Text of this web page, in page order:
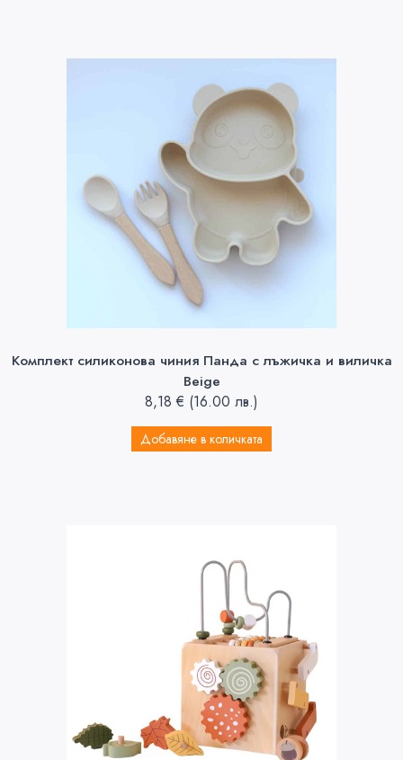
Комплект силиконова чиния Панда с лъжичка и виличка
Beige
8,18€ (16.00 лв.)
Добавяне в количката